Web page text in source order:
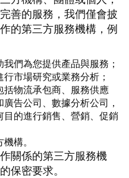
善的服務，我們僅會披
的第三方服務機構，例
們為您提供產品與服務；
市場研究或業務分析；
括物流承包商、服務供應
告公司、數據分析公司，
目的進行銷售、營銷、促銷
構。
關係的第三方服務機
保密要求。